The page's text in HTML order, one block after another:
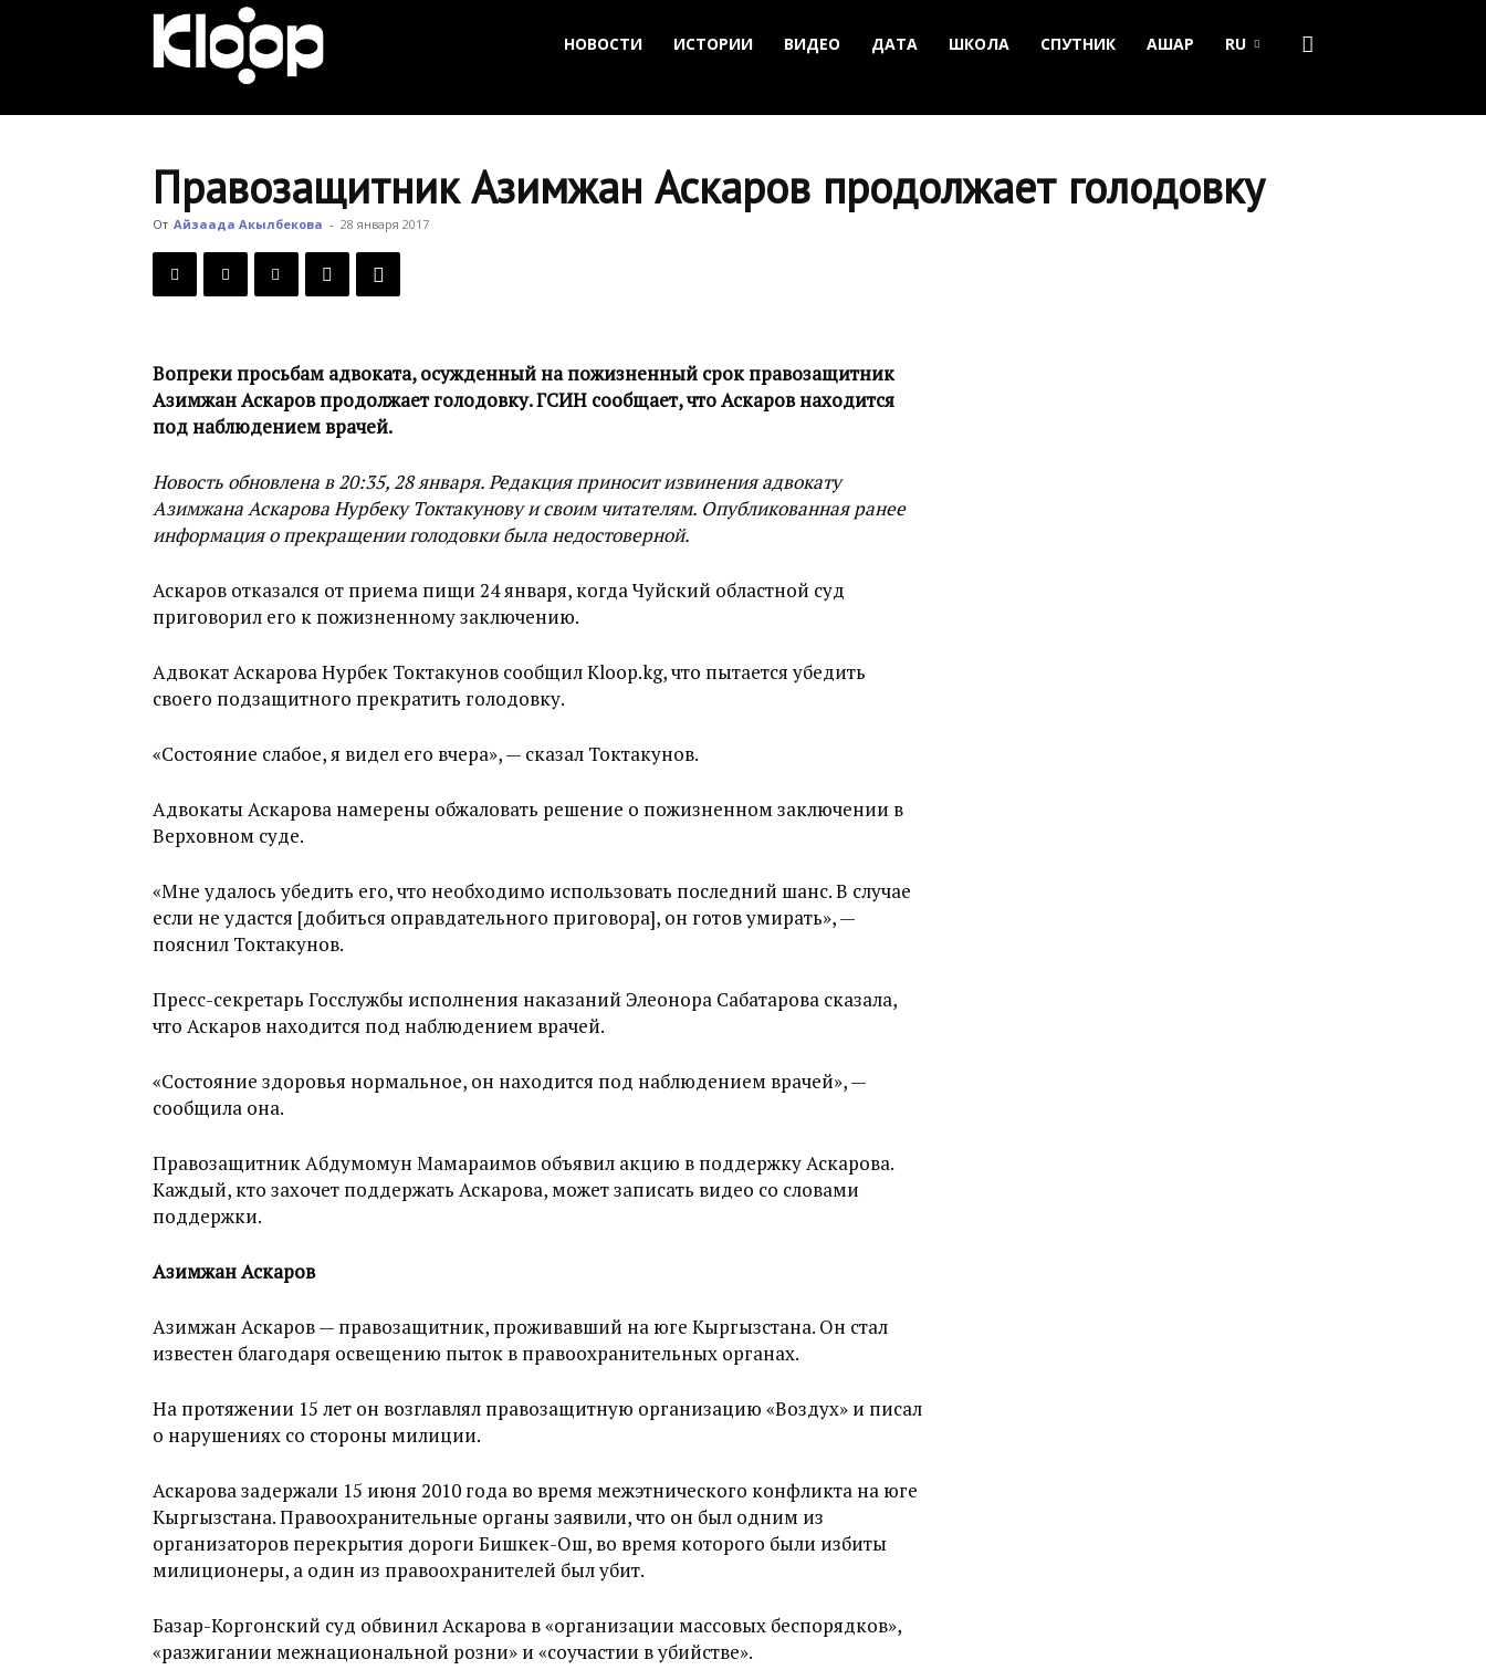
Новости
НОВОСТИ ИСТОРИИ ВИДЕО ДАТА ШКОЛА СПУТНИК АШАР RU
Правозащитник Азимжан Аскаров продолжает голодовку
От Айзаада Акылбекова - 28 января 2017
Вопреки просьбам адвоката, осужденный на пожизненный срок правозащитник
Азимжан Аскаров продолжает голодовку. ГСИН сообщает, что Аскаров находится
под наблюдением врачей.
Новость обновлена в 20:35, 28 января. Редакция приносит извинения адвокату
Азимжана Аскарова Нурбеку Токтакунову и своим читателям. Опубликованная ранее
информация о прекращении голодовки была недостоверной.
Аскаров отказался от приема пищи 24 января, когда Чуйский областной суд
приговорил его к пожизненному заключению.
Адвокат Аскарова Нурбек Токтакунов сообщил Kloop.kg, что пытается убедить
своего подзащитного прекратить голодовку.
«Состояние слабое, я видел его вчера», — сказал Токтакунов.
Адвокаты Аскарова намерены обжаловать решение о пожизненном заключении в
Верховном суде.
«Мне удалось убедить его, что необходимо использовать последний шанс. В случае
если не удастся [добиться оправдательного приговора], он готов умирать», —
пояснил Токтакунов.
Пресс-секретарь Госслужбы исполнения наказаний Элеонора Сабатарова сказала,
что Аскаров находится под наблюдением врачей.
«Состояние здоровья нормальное, он находится под наблюдением врачей», —
сообщила она.
Правозащитник Абдумомун Мамараимов объявил акцию в поддержку Аскарова.
Каждый, кто захочет поддержать Аскарова, может записать видео со словами
поддержки.
Азимжан Аскаров
Азимжан Аскаров — правозащитник, проживавший на юге Кыргызстана. Он стал
известен благодаря освещению пыток в правоохранительных органах.
На протяжении 15 лет он возглавлял правозащитную организацию «Воздух» и писал
о нарушениях со стороны милиции.
Аскарова задержали 15 июня 2010 года во время межэтнического конфликта на юге
Кыргызстана. Правоохранительные органы заявили, что он был одним из
организаторов перекрытия дороги Бишкек-Ош, во время которого были избиты
милиционеры, а один из правоохранителей был убит.
Базар-Коргонский суд обвинил Аскарова в «организации массовых беспорядков»,
«разжигании межнациональной розни» и «соучастии в убийстве».